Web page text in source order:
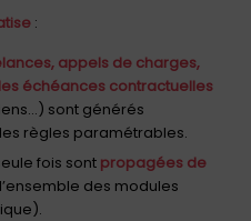
:
appels de charges,
échéances contractuelles
sont générés
règles paramétrables.
fois sont propagées de
des modules